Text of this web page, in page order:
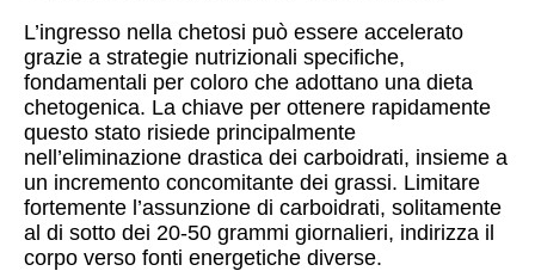
L’ingresso nella chetosi può essere accelerato
grazie a strategie nutrizionali specifiche,
fondamentali per coloro che adottano una dieta
chetogenica. La chiave per ottenere rapidamente
questo stato risiede principalmente
nell’eliminazione drastica dei carboidrati, insieme a
un incremento concomitante dei grassi. Limitare
fortemente l’assunzione di carboidrati, solitamente
al di sotto dei 20-50 grammi giornalieri, indirizza il
corpo verso fonti energetiche diverse.